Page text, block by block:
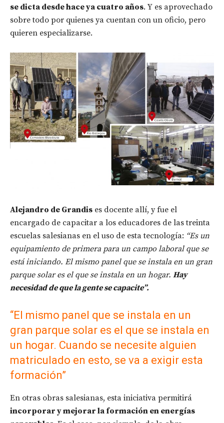
se dicta desde hace ya cuatro años. Y es aprovechado
sobre todo por quienes ya cuentan con un oficio, pero
quieren especializarse.
Alejandro de Grandis es docente allí, y fue el
encargado de capacitar a los educadores de las treinta
escuelas salesianas en el uso de esta tecnología: “Es un
equipamiento de primera para un campo laboral que se
está iniciando. El mismo panel que se instala en un gran
parque solar es el que se instala en un hogar. Hay
necesidad de que la gente se capacite”.
“El mismo panel que se instala en un
gran parque solar es el que se instala en
un hogar. Cuando se necesite alguien
matriculado en esto, se va a exigir esta
formación”
En otras obras salesianas, esta iniciativa permitirá
incorporar y mejorar la formación en energías